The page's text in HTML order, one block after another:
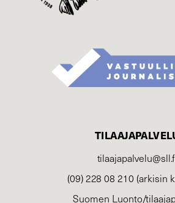
(09) 228 08 210 (arkisin
Suomen Luonto/